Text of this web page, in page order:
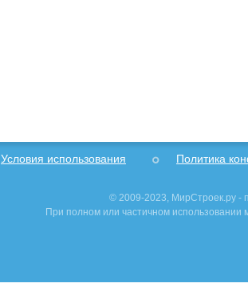
Условия использования Политика
© 2009-2023, МирСтроек.ру -
При полном или частичном использовании